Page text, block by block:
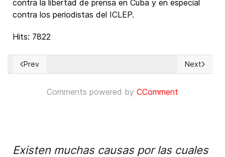
contra la libertad de prensa en Cuba y en especial
contra los periodistas del ICLEP.
Hits: 7822
Previous article: Se multiplican en 2017 los arrestos políticos
Prev Next
Next
Comments powered by CComment
Existen muchas causas por las cuales